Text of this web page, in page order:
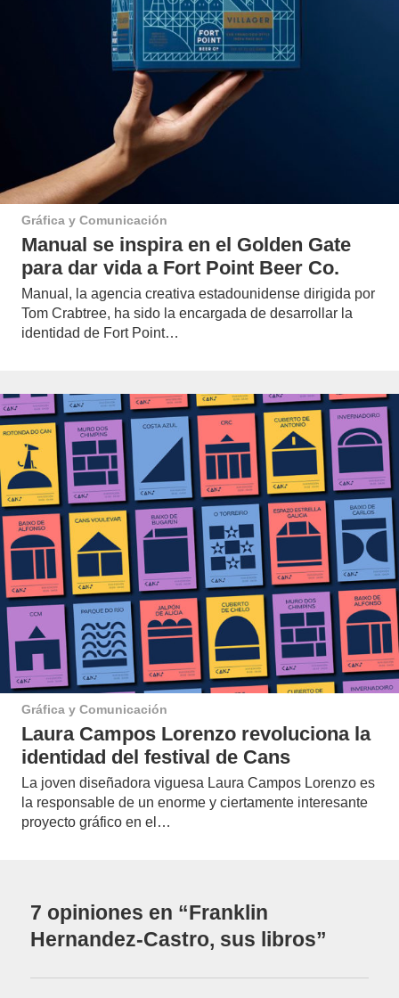
Gráfica y Comunicación
Manual se inspira en el Golden Gate
para dar vida a Fort Point Beer Co.
Manual, la agencia creativa estadounidense dirigida por
Tom Crabtree, ha sido la encargada de desarrollar la
identidad de Fort Point…
Gráfica y Comunicación
Laura Campos Lorenzo revoluciona la
identidad del festival de Cans
La joven diseñadora viguesa Laura Campos Lorenzo es
la responsable de un enorme y ciertamente interesante
proyecto gráfico en el…
7 opiniones en “Franklin
Hernandez-Castro, sus libros”